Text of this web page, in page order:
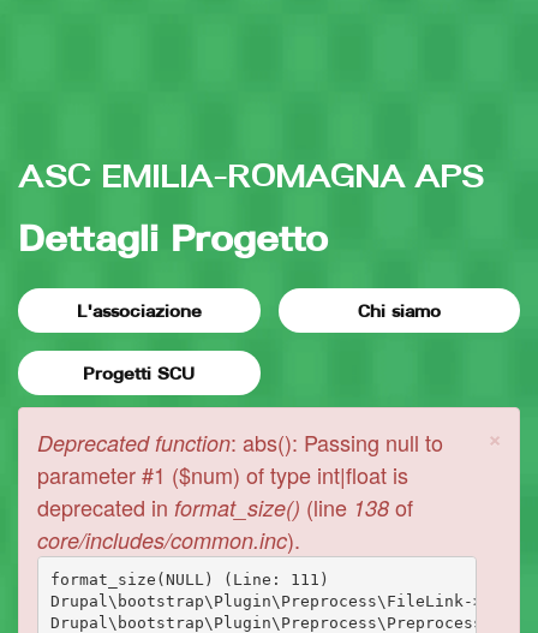
ASC EMILIA-ROMAGNA APS
Dettagli Progetto
L'associazione Chi siamo
Progetti SCU
×
Messaggio
di
errore
Deprecated function: abs(): Passing null to
parameter #1 ($num) of type int|float is
deprecated in format_size() (line 138 of
core/includes/common.inc).
format_size(NULL) (Line: 111)
Drupal\bootstrap\Plugin\Preprocess\FileLink-